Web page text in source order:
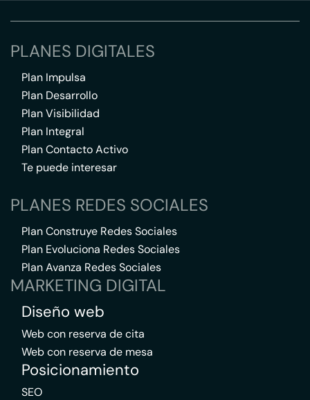
PLANES DIGITALES
Plan Impulsa
Plan Desarrollo
Plan Visibilidad
Plan Integral
Plan Contacto Activo
Te puede interesar
PLANES REDES SOCIALES
Plan Construye Redes Sociales
Plan Evoluciona Redes Sociales
Plan Avanza Redes Sociales
MARKETING DIGITAL
Diseño web
Web con reserva de cita
Web con reserva de mesa
Posicionamiento
SEO